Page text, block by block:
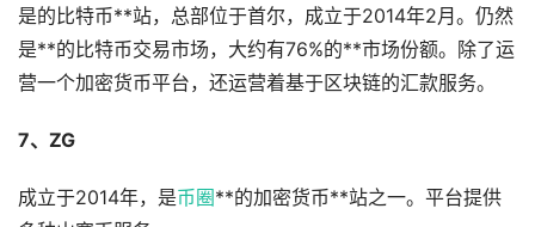
是的比特币**站，总部位于首尔，成立于2014年2月。仍然
是**的比特币交易市场，大约有76%的**市场份额。除了运
营一个加密货币平台，还运营着基于区块链的汇款服务。
7、ZG
成立于2014年，是币圈 **的加密货币**站之一。平台提供